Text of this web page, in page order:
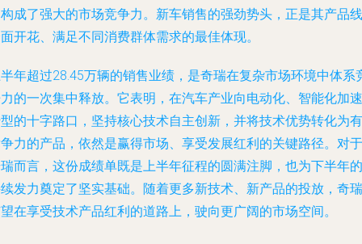
成了强大的市场竞争力。新车销售的强劲势头，正是其产品线
开花、满足不同消费群体需求的最佳体现。
年超过28.45万辆的销售业绩，是奇瑞在复杂市场环境中体系
的一次集中释放。它表明，在汽车产业向电动化、智能化加速
的十字路口，坚持核心技术自主创新，并将技术优势转化为有
力的产品，依然是赢得市场、享受发展红利的关键路径。对于
而言，这份成绩单既是上半年征程的圆满注脚，也为下半年的
发力奠定了坚实基础。随着更多新技术、新产品的投放，奇瑞
在享受技术产品红利的道路上，驶向更广阔的市场空间。